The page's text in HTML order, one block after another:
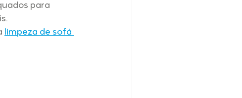
para
limpeza de sofá